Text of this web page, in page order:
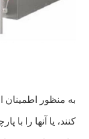
به منظور اطمینان
کنند، یا آنها را